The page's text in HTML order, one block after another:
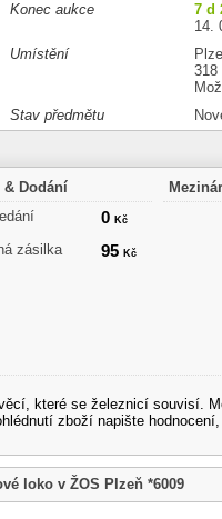
Konec aukce
7 d
14.
Umístění
318
Stav předmětu
& Dodání
0Kč
zásilka 95Kč
které se železnicí souvisí.
zboží napište
loko v ŽOS Plzeň *6009